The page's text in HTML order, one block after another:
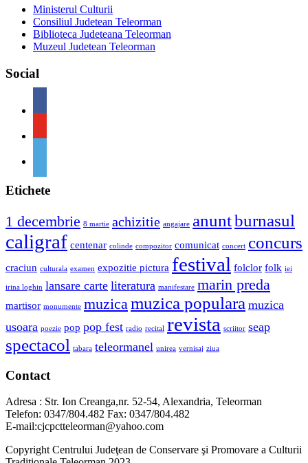
Ministerul Culturii
Consiliul Judetean Teleorman
Biblioteca Judeteana Teleorman
Muzeul Judetean Teleorman
Social
Etichete
1 decembrie 8 martie achizitie angajare anuntburnasul
caligraf centenar colinde compozitor comunicat concert concurs
craciun culturala examen expozitie pictura festival folclor folk iei
irina loghin lansare carte literatura manifestare marin preda
martisor monumente muzica muzica populara muzica
usoara poezie pop pop fest radio recital revista scriitor seap
spectacol tabara teleormanel unirea vernisaj ziua
Contact
Adresa : Str. Ion Creanga,nr. 52-54, Alexandria, Teleorman
Telefon: 0347/804.482 Fax: 0347/804.482
E-mail:cjcpctteleorman@yahoo.com
Copyright Centrului Judeţean de Conservare şi Promovare a Culturii